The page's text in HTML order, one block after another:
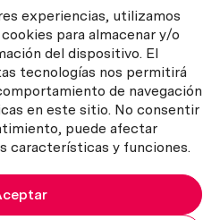
experiencias, utilizamos
para almacenar y/o
del dispositivo. El
tecnologías nos permitirá
de navegación
en este sitio. No consentir
puede afectar
características y funciones.
al cliente
vendedor
Política de Cookies